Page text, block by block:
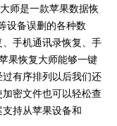
师是一款苹果数据恢
设备误删的各种数
手机通讯录恢复、手
果恢复大师能够一键
有序排列以后我们还
密文件也可以轻松查
持从苹果设备和